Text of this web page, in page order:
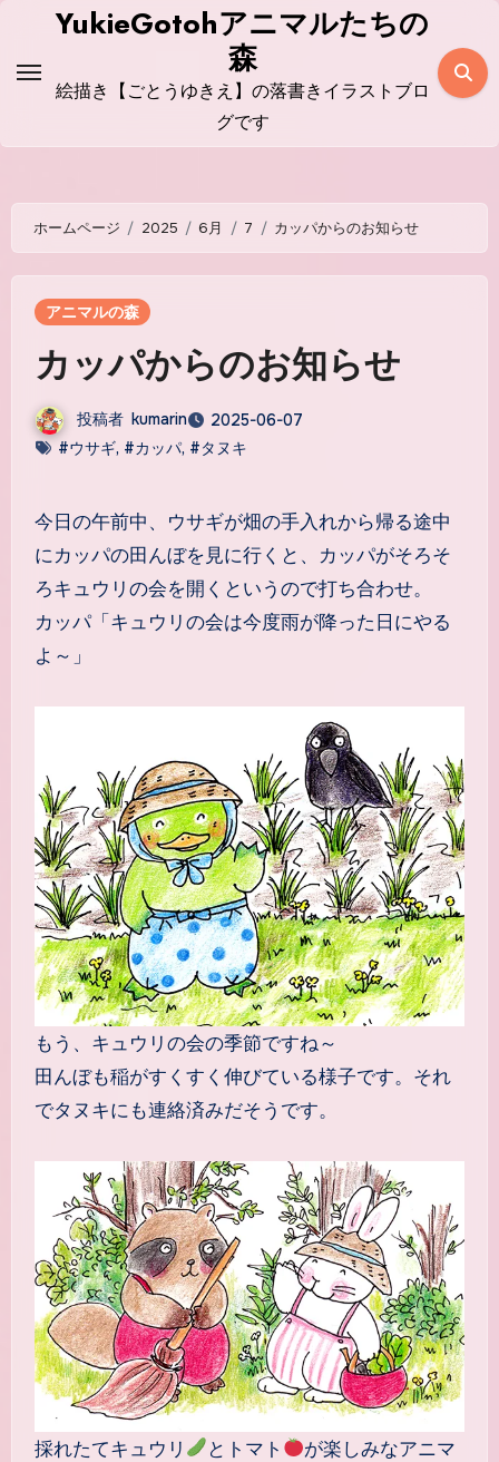
ス
YukieGotohアニマルたちの
森
絵描き【ごとうゆきえ】の落書きイラストブロ
グです
ホームページ 2025 6月 7 カッパからのお知らせ
アニマルの森
カッパからのお知らせ
投稿者 kumarin
2025-06-07
#ウサギ, #カッパ, #タヌキ
今日の午前中、ウサギが畑の手入れから帰る途中
にカッパの田んぼを見に行くと、カッパがそろそ
ろキュウリの会を開くというので打ち合わせ。
カッパ「キュウリの会は今度雨が降った日にやる
よ～」
もう、キュウリの会の季節ですね～
田んぼも稲がすくすく伸びている様子です。それ
でタヌキにも連絡済みだそうです。
採れたてキュウリ とトマト
が楽しみなアニマ